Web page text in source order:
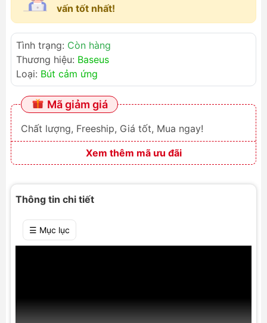
vấn tốt nhất!
Tình trạng: Còn hàng
Thương hiệu: Baseus
Loại: Bút cảm ứng
Mã giảm giá
Chất lượng, Freeship, Giá tốt, Mua ngay!
Xem thêm mã ưu đãi
Thông tin chi tiết
☰ Mục lục